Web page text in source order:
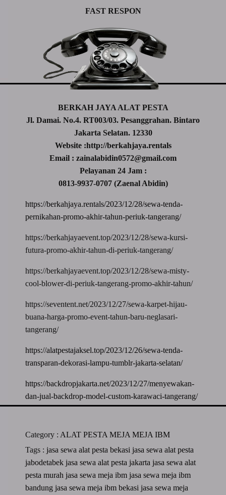
FAST RESPON
BERKAH JAYA ALAT PESTA
Jl. Damai. No.4. RT003/03. Pesanggrahan. Bintaro
Jakarta Selatan. 12330
Website :http://berkahjaya.rentals
Email : zainalabidin0572@gmail.com
Pelayanan 24 Jam :
0813-9937-0707 (Zaenal Abidin)
https://berkahjaya.rentals/2023/12/28/sewa-tenda-
pernikahan-promo-akhir-tahun-periuk-tangerang/
https://berkahjayaevent.top/2023/12/28/sewa-kursi-
futura-promo-akhir-tahun-di-periuk-tangerang/
https://berkahjayaevent.top/2023/12/28/sewa-misty-
cool-blower-di-periuk-tangerang-promo-akhir-tahun/
https://seventent.net/2023/12/27/sewa-karpet-hijau-
buana-harga-promo-event-tahun-baru-neglasari-
tangerang/
https://alatpestajaksel.top/2023/12/26/sewa-tenda-
transparan-dekorasi-lampu-tumblr-jakarta-selatan/
https://backdropjakarta.net/2023/12/27/menyewakan-
dan-jual-backdrop-model-custom-karawaci-tangerang/
Category : ALAT PESTAMEJAMEJA IBM
Tags : jasa sewa alat pesta bekasijasa sewa alat pesta
jabodetabekjasa sewa alat pesta jakartajasa sewa alat
pesta murahjasa sewa meja ibmjasa sewa meja ibm
bandungjasa sewa meja ibm bekasijasa sewa meja